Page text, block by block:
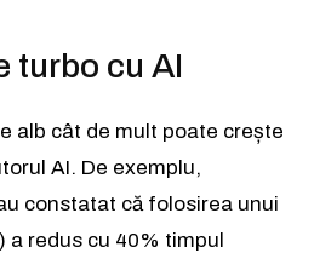
turbo cu AI
alb cât de mult poate crește
AI. De exemplu,
constatat că folosirea unui
a redus cu 40% timpul